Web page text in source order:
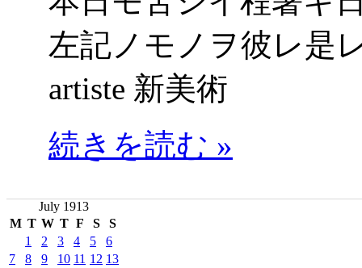
左記ノモノヲ彼レ是
artiste 新美術
続きを読む »
July 1913
M T W T F S S
1 2 3 4 5
6
7
8 9 10 11 12 13